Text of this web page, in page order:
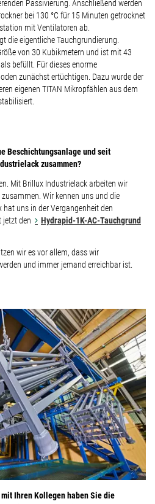
Passivierung. Anschließend werden
bei 130 °C für 15 Minuten getrocknet
mit Ventilatoren ab.
die eigentliche Tauchgrundierung.
von 30 Kubikmetern und ist mit 43
befüllt. Für dieses enorme
zunächst ertüchtigen. Dazu wurde der
eigenen TITAN Mikropfählen aus dem
Beschichtungsanlage und seit
zusammen?
Mit Brillux Industrielack arbeiten wir
Wir kennen uns und die
uns in der Vergangenheit den
jetzt den
Hydrapid-1K-AC-Tauchgrund
wir es vor allem, dass wir
und immer jemand erreichbar ist.
Ihren Kollegen haben Sie die